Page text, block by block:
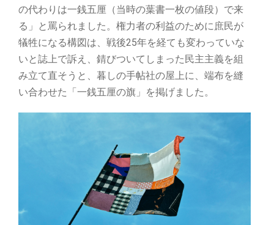
の代わりは一銭五厘（当時の葉書一枚の値段）で来
る」と罵られました。権力者の利益のために庶民が
犠牲になる構図は、戦後25年を経ても変わっていな
いと誌上で訴え、錆びついてしまった民主主義を組
み立て直そうと、暮しの手帖社の屋上に、端布を縫
い合わせた「一銭五厘の旗」を掲げました。